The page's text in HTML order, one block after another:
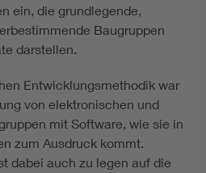
ein, die grundlegende,
Baugruppen
darstellen.
Entwicklungsmethodik war
von elektronischen und
mit Software, wie sie in
zum Ausdruck kommt.
dabei auch zu legen auf die